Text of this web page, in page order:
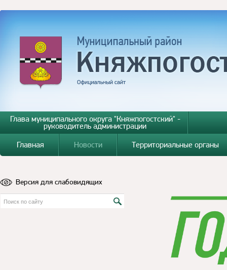
Глава муниципального округа "Княжпогостский" -
руководитель администрации
Главная
Новости Территориальные органы
Версия для слабовидящих